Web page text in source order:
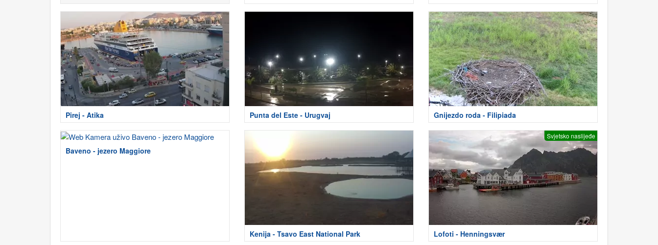
Pirej - Atika Punta del Este - Urugvaj Gnijezdo roda - Filipiada
Baveno - jezero Maggiore
Kenija - Tsavo East National Park
Svjetsko naslijeđe
Lofoti - Henningsvær